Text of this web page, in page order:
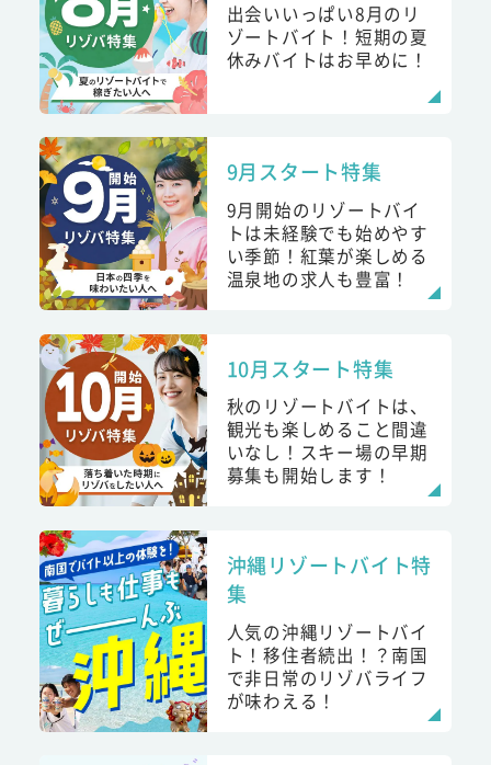
出会いいっぱい8月のリ
ゾートバイト！短期の夏
休みバイトはお早めに！
9月スタート特集
9月開始のリゾートバイ
トは未経験でも始めやす
い季節！紅葉が楽しめる
温泉地の求人も豊富！
10月スタート特集
秋のリゾートバイトは、
観光も楽しめること間違
いなし！スキー場の早期
募集も開始します！
沖縄リゾートバイト特
集
人気の沖縄リゾートバイ
ト！移住者続出！？南国
で非日常のリゾバライフ
が味わえる！